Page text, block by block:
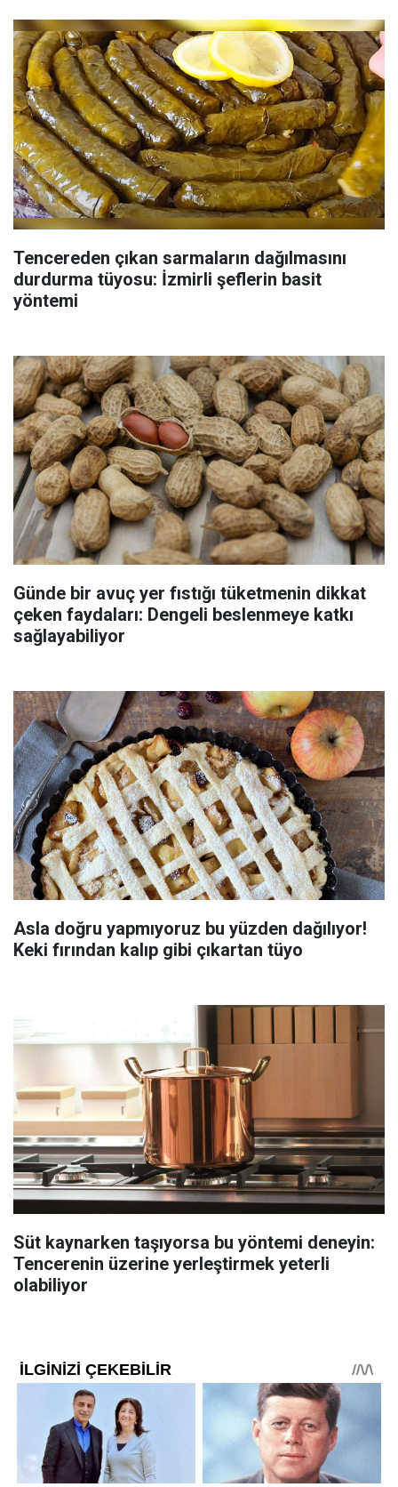
Tencereden çıkan sarmaların dağılmasını
durdurma tüyosu: İzmirli şeflerin basit
yöntemi
Günde bir avuç yer fıstığı tüketmenin dikkat
çeken faydaları: Dengeli beslenmeye katkı
sağlayabiliyor
Asla doğru yapmıyoruz bu yüzden dağılıyor!
Keki fırından kalıp gibi çıkartan tüyo
Süt kaynarken taşıyorsa bu yöntemi deneyin:
Tencerenin üzerine yerleştirmek yeterli
olabiliyor